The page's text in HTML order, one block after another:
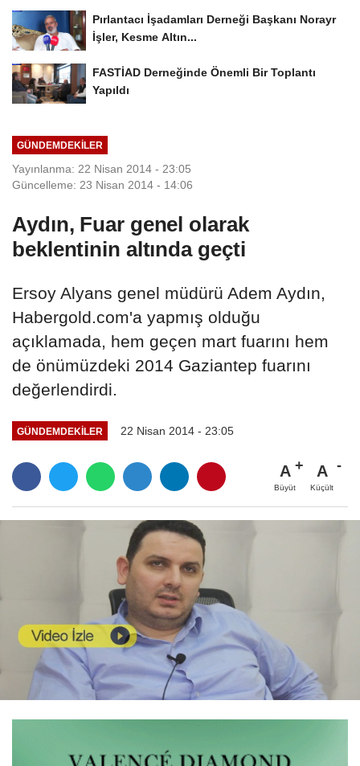
Pırlantacı İşadamları Derneği Başkanı Norayr
İşler, Kesme Altın...
FASTİAD Derneğinde Önemli Bir Toplantı
Yapıldı
GÜNDEMDEKILER
Yayınlanma: 22 Nisan 2014 - 23:05
Güncelleme: 23 Nisan 2014 - 14:06
Aydın, Fuar genel olarak
beklentinin altında geçti
Ersoy Alyans genel müdürü Adem Aydın,
Habergold.com'a yapmış olduğu
açıklamada, hem geçen mart fuarını hem
de önümüzdeki 2014 Gaziantep fuarını
değerlendirdi.
GÜNDEMDEKILER 22 Nisan 2014 - 23:05
A
Büyüt
A
Küçült